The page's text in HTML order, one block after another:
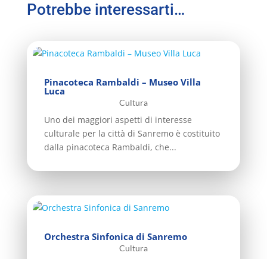
Potrebbe interessarti…
Pinacoteca Rambaldi – Museo Villa
Luca
Cultura
Uno dei maggiori aspetti di interesse
culturale per la città di Sanremo è costituito
dalla pinacoteca Rambaldi, che...
Orchestra Sinfonica di Sanremo
Cultura